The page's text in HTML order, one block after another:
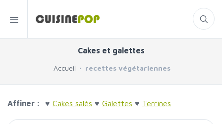
Cakes et galettes
Accueil recettes végétariennes
Affiner : ♥ Cakes salés ♥ Galettes ♥ Terrines